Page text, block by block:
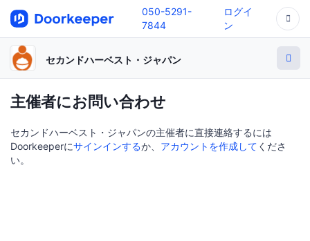
050-5291-
7844
ログイ
ン
セカンドハーベスト・ジャパン
主催者にお問い合わせ
セカンドハーベスト・ジャパンの主催者に直接連絡するには
Doorkeeperにサインインするか、 アカウントを作成して くださ
い。